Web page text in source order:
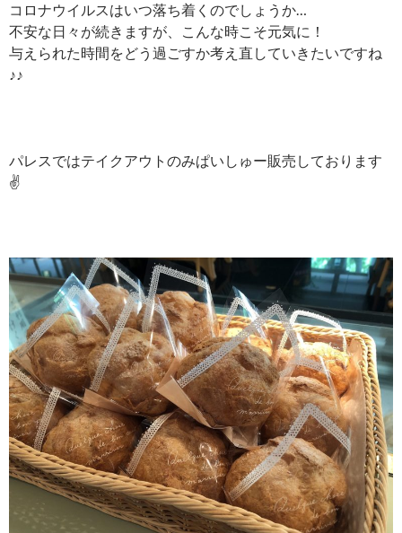
コロナウイルスはいつ落ち着くのでしょうか…
不安な日々が続きますが、こんな時こそ元気に！
与えられた時間をどう過ごすか考え直していきたいですね
♪♪
パレスではテイクアウトのみぱいしゅー販売しております
✌